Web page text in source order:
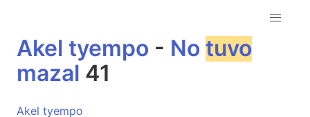
Akel tyempo - No tuvo
mazal 41
Akel tyempo